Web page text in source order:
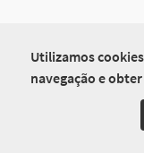
Utilizamos
navegação e